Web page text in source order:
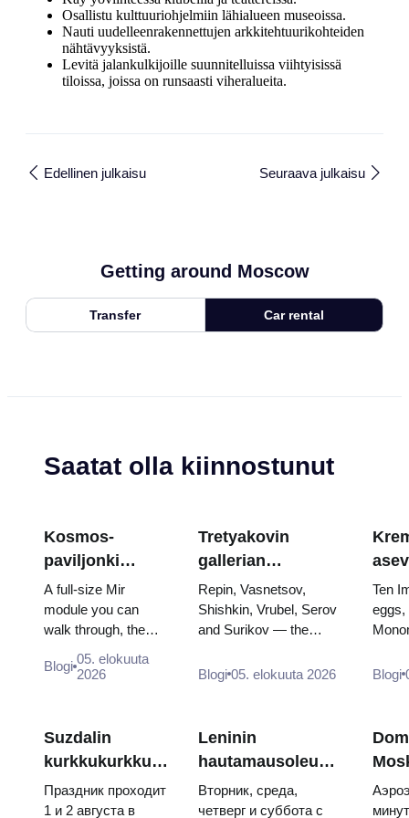
Osallistu kulttuuriohjelmiin lähialueen museoissa.
Nauti uudelleenrakennettujen arkkitehtuurikohteiden
nähtävyyksistä.
Levitä jalankulkijoille suunnitelluissa viihtyisissä
tiloissa, joissa on runsaasti viheralueita.
Edellinen julkaisu Seuraava julkaisu
Getting around Moscow
Transfer Car rental
Saatat olla kiinnostunut
Kosmos-
paviljonki
VDNKh:ssa:
Venäjän suurin
avaruusnäyttely
A full-size Mir
module you can
walk through, the
model, scorched
flight...
Blogi 05. elokuuta
2026
Tretyakovin
gallerian
mestariteokset:
Maalaukset,
joiden takia
suunnitelmia
Repin, Vasnetsov,
Shishkin, Vrubel, Serov
and Surikov — the
where they hang, and
Blogi 05. elokuuta 2026
Ten
eggs,
and
Blogi
Suzdalin
kurkkukurkku-
päivä 2026:
liput,
Праздник проходит
1 и 2 августа в
Leninin
hautamausoleumi:
aukioloajat,
sisäänpääsy ja
Вторник, среда,
четверг и суббота с